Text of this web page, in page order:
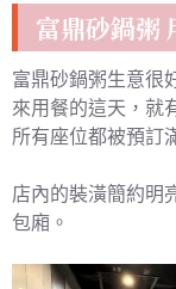
富鼎砂鍋粥
富鼎砂鍋粥生意很
來用餐的這天，就
所有座位都被預訂
店內的裝潢簡約明
包廂。